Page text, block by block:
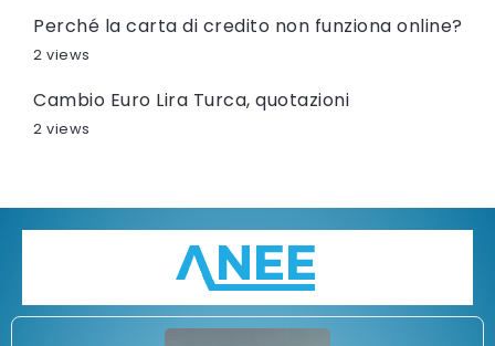
Perché la carta di credito non funziona online?
2 views
Cambio Euro Lira Turca, quotazioni
2 views